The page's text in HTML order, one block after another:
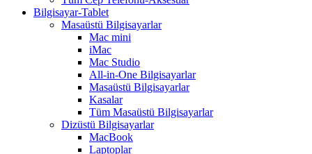
Bilgisayar-Tablet
Masaüstü Bilgisayarlar
Mac mini
iMac
Mac Studio
All-in-One Bilgisayarlar
Masaüstü Bilgisayarlar
Kasalar
Tüm Masaüstü Bilgisayarlar
Dizüstü Bilgisayarlar
MacBook
Laptoplar